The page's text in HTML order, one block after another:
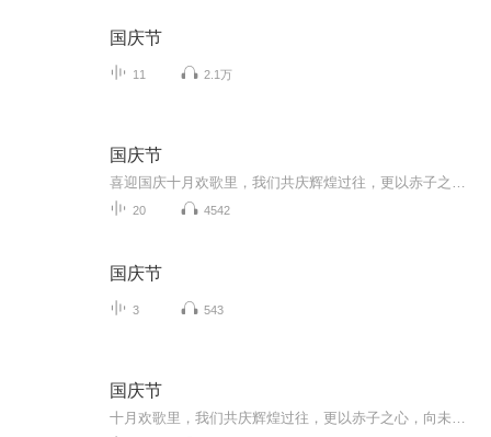
国庆节
11 2.1万
国庆节
20 4542
国庆节
3 543
国庆节